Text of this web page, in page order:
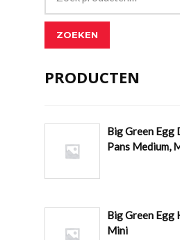
ZOEKEN
PRODUCTEN
Big Green Egg
Pans Medium,
Big Green Egg
Mini